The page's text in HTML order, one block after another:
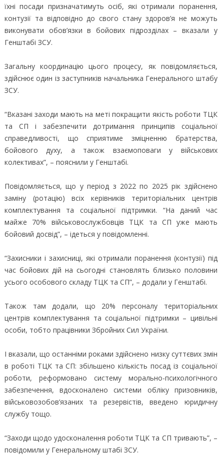
їхні посади призначатимуть осіб, які отримали поранення,
контузії та відповідно до свого стану здоров’я не можуть
виконувати обов’язки в бойових підрозділах – вказали у
Генштабі ЗСУ.
Загальну координацію цього процесу, як повідомляється,
здійснює один із заступників начальника Генерального штабу
ЗСУ.
“Вказані заходи мають на меті покращити якість роботи ТЦК
та СП і забезпечити дотримання принципів соціальної
справедливості, що сприятиме зміцненню братерства,
бойового духу, а також взаємоповаги у військових
колективах”, – пояснили у Генштабі.
Повідомляється, що у період з 2022 по 2025 рік здійснено
заміну (ротацію) всіх керівників територіальних центрів
комплектування та соціальної підтримки. “На даний час
майже 70% військовослужбовців ТЦК та СП уже мають
бойовий досвід”, – ідеться у повідомленні.
“Захисники і захисниці, які отримали поранення (контузії) під
час бойових дій на сьогодні становлять близько половини
усього особового складу ТЦК та СП”, – додали у Генштабі.
Також там додали, що 20% персоналу територіальних
центрів комплектування та соціальної підтримки – цивільні
особи, тобто працівники Збройних Сил України.
І вказали, що останніми роками здійснено низку суттєвих змін
в роботі ТЦК та СП: збільшено кількість посад із соціальної
роботи, реформовано систему морально-психологічного
забезпечення, вдосконалено системи обліку призовників,
військовозобов’язаних та резервістів, введено юридичну
службу тощо.
“Заходи щодо удосконалення роботи ТЦК та СП тривають”, –
повідомили у Генеральному штабі ЗСУ.